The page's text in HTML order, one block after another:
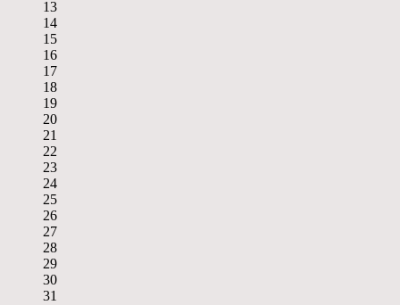
13
14
15
16
17
18
19
20
21
22
23
24
25
26
27
28
29
30
31